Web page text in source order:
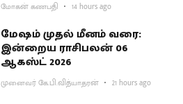
மோகன் கணபதி 14 hours ago
மேஷம் முதல் மீனம் வரை:
இன்றைய ராசிபலன் 06
ஆகஸ்ட் 2026
முனைவர் கே.பி.வித்யாதரன் 21 hours ago